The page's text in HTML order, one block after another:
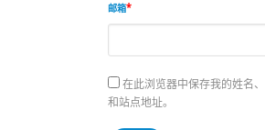
邮箱
在此浏览器中保存我的姓名
和站点地址。